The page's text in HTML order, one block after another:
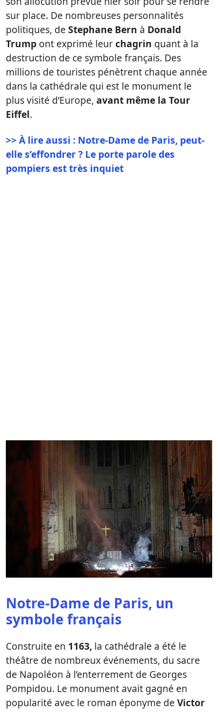
sur place. De nombreuses personnalités
politiques, de Stephane Bern à Donald
Trump ont exprimé leurchagrin quant à la
destruction de ce symbole français. Des
millions de touristes pénètrent chaque année
dans la cathédrale qui est le monument le
plus visité d’Europe, avant même la Tour
Eiffel.
>> À lire aussi : Notre-Dame de Paris, peut-
elle s’effondrer ? Le porte parole des
pompiers est très inquiet
Notre-Dame de Paris, un
symbole français
Construite en 1163, la cathédrale a été le
théâtre de nombreux événements, du sacre
de Napoléon à l’enterrement de Georges
Pompidou. Le monument avait gagné en
popularité avec le roman éponyme de Victor